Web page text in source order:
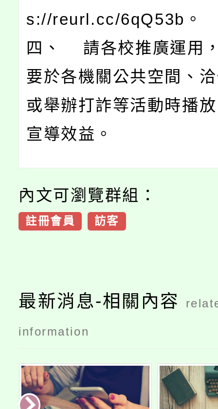
s://reurl.cc/6qQ53b。
四、 請各校推廣運用
要於各機關公共空間、
或舉辦打詐等活動時播
宣導效益。
內文可瀏覽群組：
註冊會員 訪客
最新消息-相關內容
information